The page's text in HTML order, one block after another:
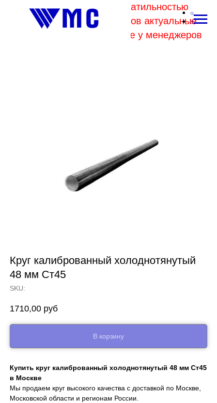
В связи с высокой волатильностью
отпускных цен комбинатов актуальные
цены на металл уточняйте у менеджеров
Круг калиброванный холоднотянутый
48 мм Ст45
SKU:
1710,00 руб
В корзину
Купить круг калиброванный холоднотянутый 48 мм Ст45
в Москве
Мы продаем круг высокого качества с доставкой по Москве,
Московской области и регионам России.